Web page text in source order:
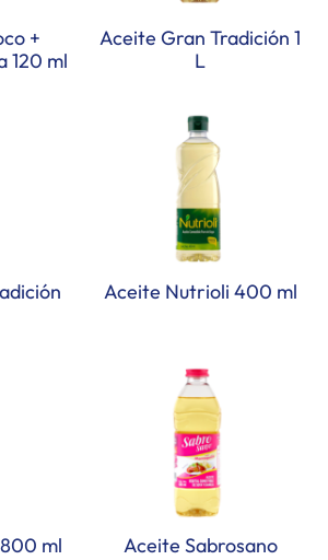
+
120 ml
Aceite Gran Tradición 1
L
Aceite Nutrioli 400 ml
ml
Aceite Sabrosano